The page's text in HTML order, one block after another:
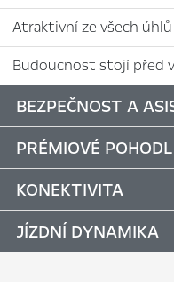
Atraktivní ze všech úhlů
Budoucnost stojí před
BEZPEČNOST A
PRÉMIOVÉ
KONEKTIVITA
JÍZDNÍ DYNAMIKA